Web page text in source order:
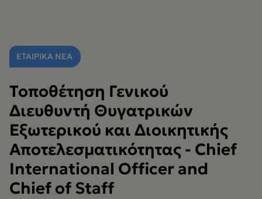
ΕΤΑΙΡΙΚΑ ΝΕΑ
Τοποθέτηση Γενικού
Διευθυντή Θυγατρικών
Εξωτερικού και Διοικητικής
Αποτελεσματικότητας - Chief
International Officer and
Chief of Staff